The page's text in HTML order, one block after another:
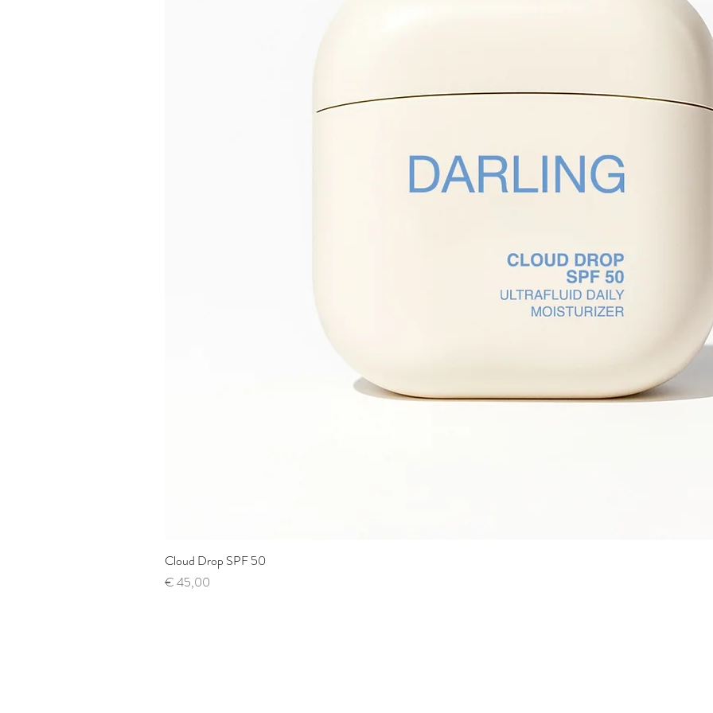
Cloud Drop SPF 50
Prijs
€ 45,00